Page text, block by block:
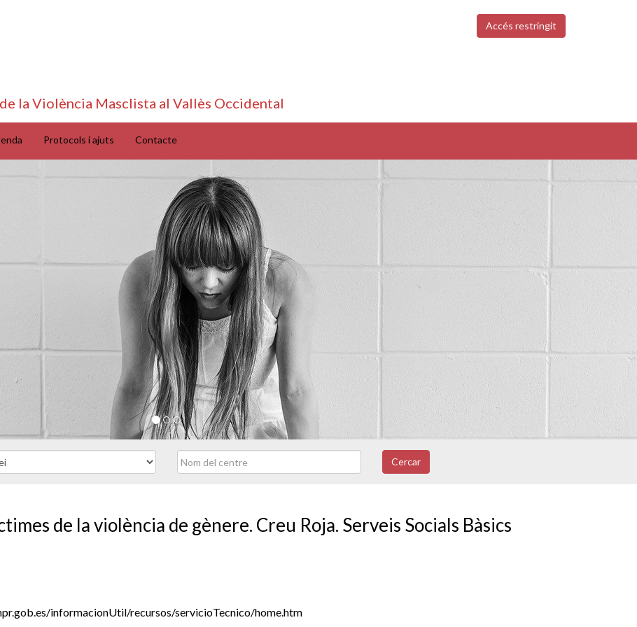
Accés restringit
la Violència Masclista al Vallès Occidental
Protocols i ajuts Contacte
Cercar
de la violència de gènere. Creu Roja. Serveis Socials Bàsics
informacionUtil/recursos/servicioTecnico/home.htm